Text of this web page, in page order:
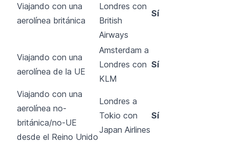
Viajando con una
aerolínea británica
Londres con
British
Airways
Sí
Viajando con una
aerolínea de la UE
Amsterdam a
Londres con
KLM
Sí
Viajando con una
aerolínea no-
británica/no-UE
desde el Reino Unido
Londres a
Tokio con
Japan Airlines
Sí